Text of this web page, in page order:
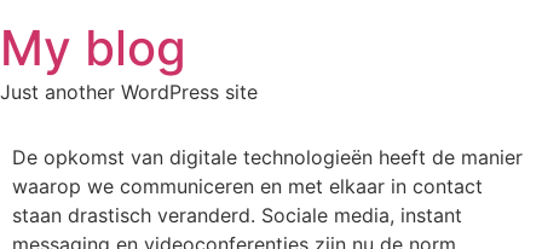
to
content
My blog
Just another WordPress site
De opkomst van digitale technologieën heeft de manier
waarop we communiceren en met elkaar in contact
staan drastisch veranderd. Sociale media, instant